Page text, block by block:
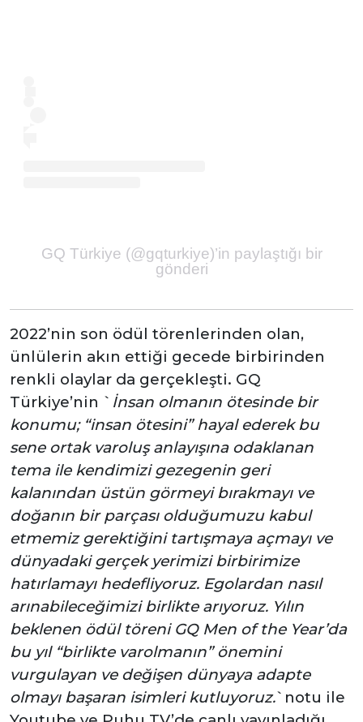
GQ Türkiye (@gqturkiye)’in paylaştığı bir
gönderi
2022’nin son ödül törenlerinden olan,
ünlülerin akın ettiği gecede birbirinden
renkli olaylar da gerçekleşti. GQ
Türkiye’nin ` İnsan olmanın ötesinde bir
konumu; “insan ötesini” hayal ederek bu
sene ortak varoluş anlayışına odaklanan
tema ile kendimizi gezegenin geri
kalanından üstün görmeyi bırakmayı ve
doğanın bir parçası olduğumuzu kabul
etmemiz gerektiğini tartışmaya açmayı ve
dünyadaki gerçek yerimizi birbirimize
hatırlamayı hedefliyoruz. Egolardan nasıl
arınabileceğimizi birlikte arıyoruz. Yılın
beklenen ödül töreni GQ Men of the Year’da
bu yıl “birlikte varolmanın” önemini
vurgulayan ve değişen dünyaya adapte
olmayı başaran isimleri kutluyoruz.`notu ile